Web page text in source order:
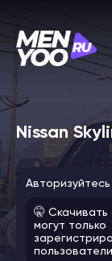
Nissan
🤫
могут только
пользователи